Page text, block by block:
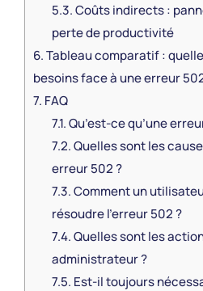
5.3.Coûts indirects :
perte de productivité
6.Tableau comparatif :
besoins face à une erreur
7. FAQ
7.1.Qu’est-ce qu’une
7.2.Quelles sont les
erreur 502 ?
7.3.Comment un
résoudre l’erreur 502 ?
7.4.Quelles sont les
administrateur ?
7.5. Est-il toujours